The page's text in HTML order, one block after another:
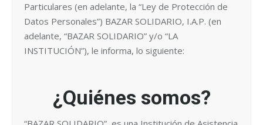
Particulares (en adelante, la “Ley de Protección de
Datos Personales”) BAZAR SOLIDARIO, I.A.P. (en
adelante, “BAZAR SOLIDARIO” y/o “LA
INSTITUCIÓN”), le informa, lo siguiente:
¿Quiénes somos?